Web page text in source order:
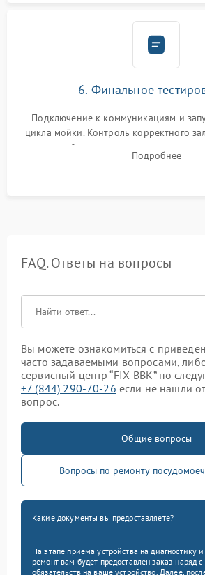
6. Финальное
Подключение к коммуникациям и
цикла мойки. Контроль корректного
до нужной температуры, отсутствия
штатного слива и абсолютной
Подробнее
FAQ. Ответы на вопросы
Вы можете ознакомиться с
часто задаваемыми вопросами,
сервисный центр “FIX-BBK” по
+7 (844) 290-70-26 если не нашли
вопрос.
Общие вопросы
Вопросы по ремонту
Какие документы вы предоставляете?
На этапе приема устройства на диагностику
ремонт вам будет предоставлен заказ-наряд
обязательств на ваше устройство. Далее,